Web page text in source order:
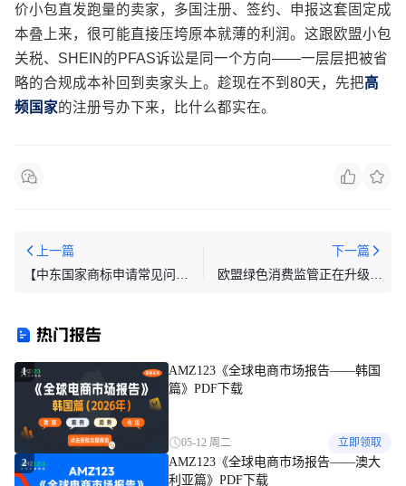
价小包直发跑量的卖家，多国注册、签约、申报这套固定成
本叠上来，很可能直接压垮原本就薄的利润。这跟欧盟小包
关税、SHEIN的PFAS诉讼是同一个方向——一层层把被省
略的合规成本补回到卖家头上。趁现在不到80天，先把高
频国家的注册号办下来，比什么都实在。
上一篇
【中东国家商标申请常见问
下一篇
欧盟绿色消费监管正在升级，
热门报告
1
AMZ123《全球电商市场报告——韩国
篇》PDF下载
05-12 周二 立即领取
2
AMZ123《全球电商市场报告——澳大
利亚篇》PDF下载